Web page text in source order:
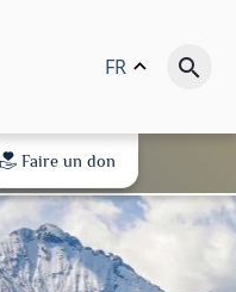
FR keyboard_arrow_up search
Faire un don